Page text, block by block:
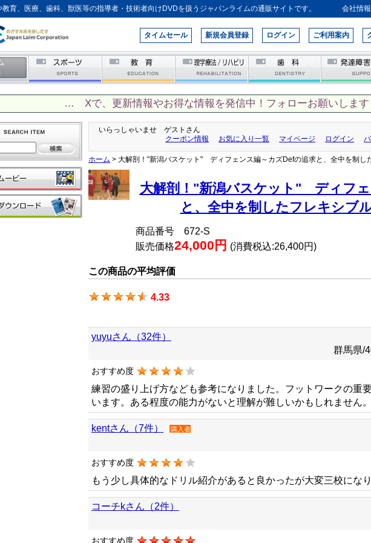
教育、医療、歯科、獣医等の指導者・技術者向けDVDを扱うジャパンライムの通販サイトです。 会社情報
タイムセール 新規会員登録 ログイン ご利用案内
… Xで、更新情報やお得な情報を発信中！フォローお願いしま
いらっしゃいませ ゲストさん
クーポン情報
お気に入り一覧 マイページ ログイン
ホーム > 大解剖！"新潟バスケット" ディフェンス編～カズDefの追求と、全中を制し
大解剖！"新潟バスケット" ディフ
と、全中を制したフレキシブ
商品番号 672-S
販売価格24,000円 (消費税込:26,400円)
この商品の平均評価
4.33
yuyuさん（32件）
群馬県/
おすすめ度
練習の盛り上げ方なども参考になりました。フットワークの重
います。ある程度の能力がないと理解が難しいかもしれません。
kentさん（7件） 購入者
おすすめ度
もう少し具体的なドリル紹介があると良かったが大変三校にな
コーチkさん（2件）
おすすめ度